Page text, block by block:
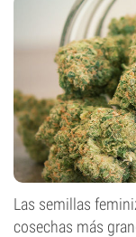
Las semillas
cosechas más